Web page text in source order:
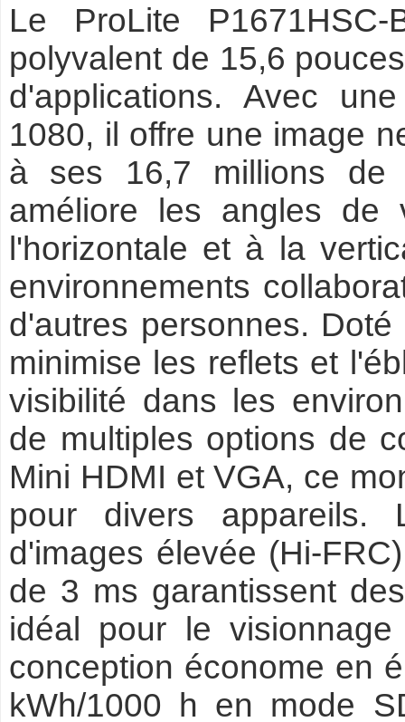
Le ProLite
polyvalent de 15,6
d'applications. Avec
1080, il offre une image
à ses 16,7 millions de
améliore les angles de
l'horizontale et à la
environnements
d'autres personnes.
minimise les reflets et
visibilité dans les
de multiples options de
Mini HDMI et VGA, ce
pour divers appareils.
d'images élevée (Hi-
de 3 ms garantissent
idéal pour le
conception économe en
kWh/1000 h en mode